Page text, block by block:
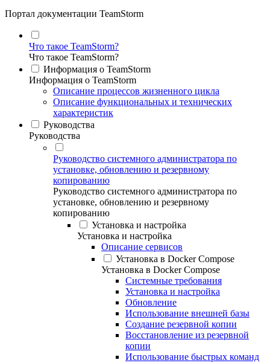
Портал документации TeamStorm
Что такое TeamStorm?
Что такое TeamStorm?
Информация о TeamStorm
Информация о TeamStorm
Описание процессов жизненного цикла
Описание функциональных и технических
характеристик
Руководства
Руководства
Руководство системного администратора по
установке, обновлению и резервному
копированию
Руководство системного администратора по
установке, обновлению и резервному
копированию
Установка и настройка
Установка и настройка
Описание сервисов
Установка в Docker Compose
Установка в Docker Compose
Системные требования
Установка и настройка
Обновление
Использование внешней базы
Создание резервной копии
Восстановление из резервной
копии
Использование быстрых команд